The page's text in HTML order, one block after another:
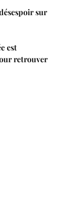
sur
est
retrouver